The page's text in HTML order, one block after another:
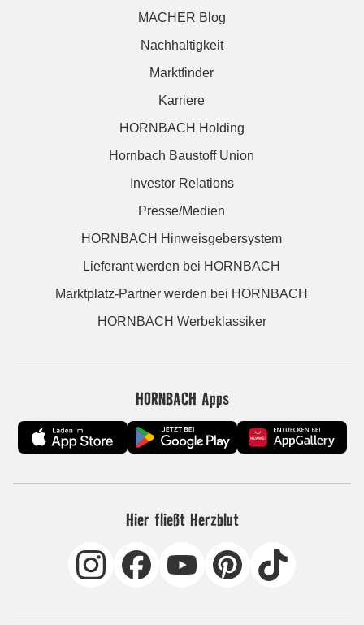
MACHER Blog
Nachhaltigkeit
Marktfinder
Karriere
HORNBACH Holding
Hornbach Baustoff Union
Investor Relations
Presse/Medien
HORNBACH Hinweisgebersystem
Lieferant werden bei HORNBACH
Marktplatz-Partner werden bei HORNBACH
HORNBACH Werbeklassiker
HORNBACH Apps
Hier fließt Herzblut